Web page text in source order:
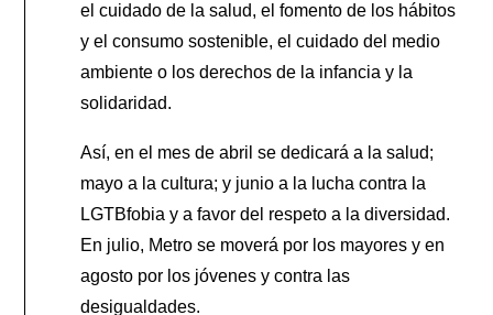
el cuidado de la salud, el fomento de los hábitos
y el consumo sostenible, el cuidado del medio
ambiente o los derechos de la infancia y la
solidaridad.
Así, en el mes de abril se dedicará a la salud;
mayo a la cultura; y junio a la lucha contra la
LGTBfobia y a favor del respeto a la diversidad.
En julio, Metro se moverá por los mayores y en
agosto por los jóvenes y contra las
desigualdades.